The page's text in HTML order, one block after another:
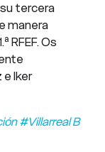
tercera
manera
RFEF. Os
Iker
#Villarreal B